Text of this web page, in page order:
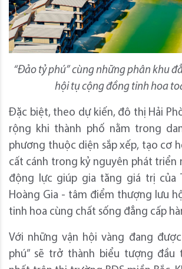
“Đảo tỷ phú” cùng những phân khu
hội tụ cộng đồng tinh hoa
Đặc biệt, theo dự kiến, đô thị Hải
rộng khi thành phố nằm trong
phương thuộc diện sắp xếp, tạo cơ
cất cánh trong kỷ nguyên phát triển
động lực giúp gia tăng giá trị của
Hoàng Gia - tâm điểm thượng lưu
tinh hoa cùng chất sống đẳng cấp
Với những vận hội vàng đang
phú” sẽ trở thành biểu tượng đầu